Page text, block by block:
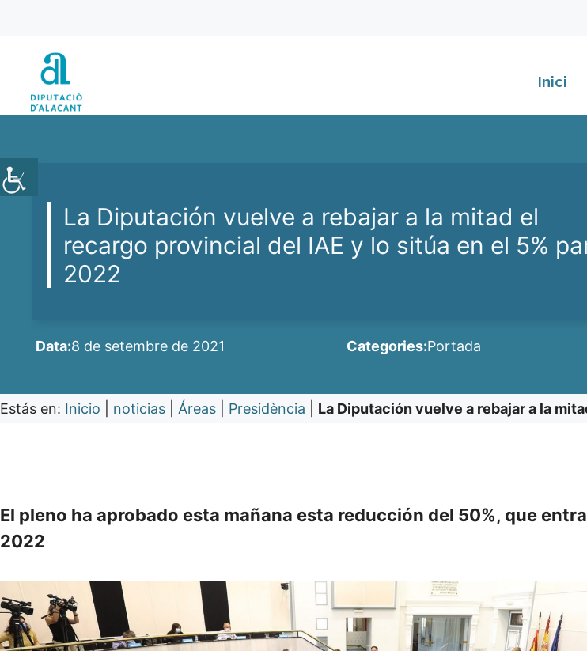
contingut
Inici
La Diputación vuelve a rebajar a la mitad el
recargo provincial del IAE y lo sitúa en el 5%
2022
Data:8 de setembre de 2021 Categories:Portada
Estás en: Inicio noticias Áreas Presidència La Diputación vuelve a rebajar a la
El pleno ha aprobado esta mañana esta reducción del 50%, que
2022